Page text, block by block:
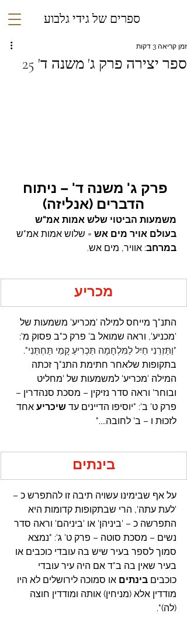
ספרים של גידי גלבוע
ספר יצירה פרק ג' משנה ד' 25
זמן קריאה 3 דקות
פרק ג' משנה ד' – ניתוח
הדברים (אנליזה)
משמעות הביטוי שלש אמות אמ"ש
בעולם אויר מים אש = שלוש אמות אמ"ש
במרחב: אוויר, מים אש.
מכריע
התנ"ך מייחס למילה 'מכריע' משמעות של
'מכניע', וראה שמואל ב' פרק כ"ב פסוק מ':
"וַתַּזְרֵנִי חַיִל לַמִּלְחָמָה תַּכְרִיעַ קָמַי תַּחְתֵּנִי".
בתקופות שלאחר חתימת התנ"ך זכתה
המילה 'מכריע' למשמעות של 'מחליט
ובוחר' וראה סדר נזיקין – מסכת סנהדרין –
פרק ט' ב': "יוסיפו הדיינים עד שיכריע אחד
לזכוּת ו – ב' לחובה...."
בינתים
על אף שבימינו עשויה תיבה זו להתפרש כ –
'לעת עתה', הרי שבתקופות קדומות היא
התפרשה כ – 'ביניהן' או 'ביניהם' וראה סדר
נשים – מסכת סוטה – פרק ט' ג': "נמצא
סמוך לספר בעיר שיש בה עובדי כוכבים או
בעיר שאין בה ב"ד אם היה עיר עובדי
כוכבים בינתים או סמוכה לירושלים לא היו
מודדין אלא (מניחין) אותה ומודדין חוצה
(לה)".